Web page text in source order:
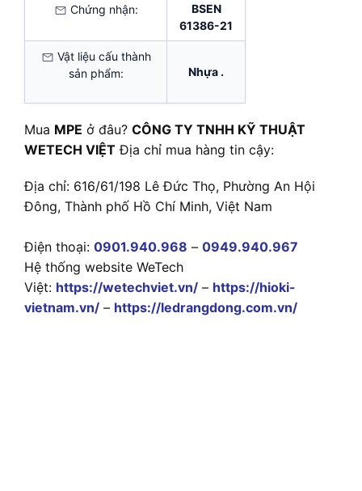
Chứng nhận:
BSEN
61386-21
Vật liệu cấu thành
sản phẩm:
Nhựa .
Mua MPE ở đâu? CÔNG TY TNHH KỸ THUẬT
WETECH VIỆT Địa chỉ mua hàng tin cậy:
Địa chỉ: 616/61/198 Lê Đức Thọ, Phường An Hội
Đông, Thành phố Hồ Chí Minh, Việt Nam
Điện thoại: 0901.940.968 – 0949.940.967
Hệ thống website WeTech
Việt: https://wetechviet.vn/ – https://hioki-
vietnam.vn/ – https://ledrangdong.com.vn/